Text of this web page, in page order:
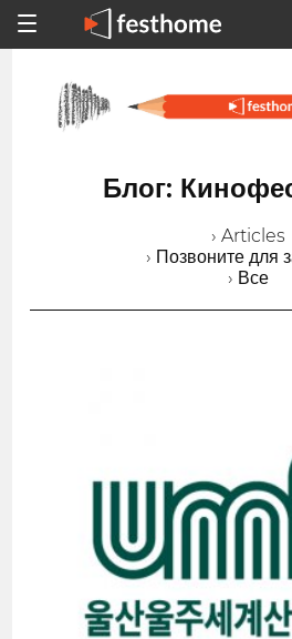
Блог:
› Articles
› Позвоните для
› Все